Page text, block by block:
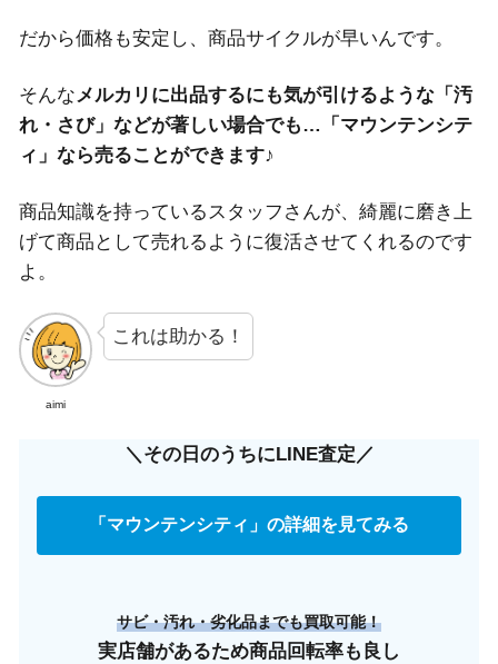
だから価格も安定し、商品サイクルが早いんです。
そんな メルカリに出品するにも気が引けるような「汚
れ・さび」などが著しい場合でも…
「マウンテンシテ
ィ」なら売ることができます♪
商品知識を持っているスタッフさんが、綺麗に磨き上
げて商品として売れるように復活させてくれるのです
よ。
aimi
これは助かる！
＼その日のうちにLINE査定／
「マウンテンシティ」の詳細を見てみる
サビ・汚れ・劣化品までも買取可能！
実店舗があるため商品回転率も良し